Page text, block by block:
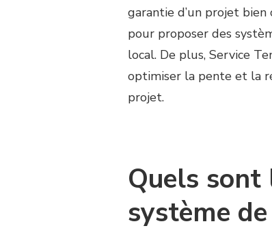
garantie d’un projet bien
pour proposer des
local. De plus, Service
optimiser la pente et la
projet.
Quels sont
système